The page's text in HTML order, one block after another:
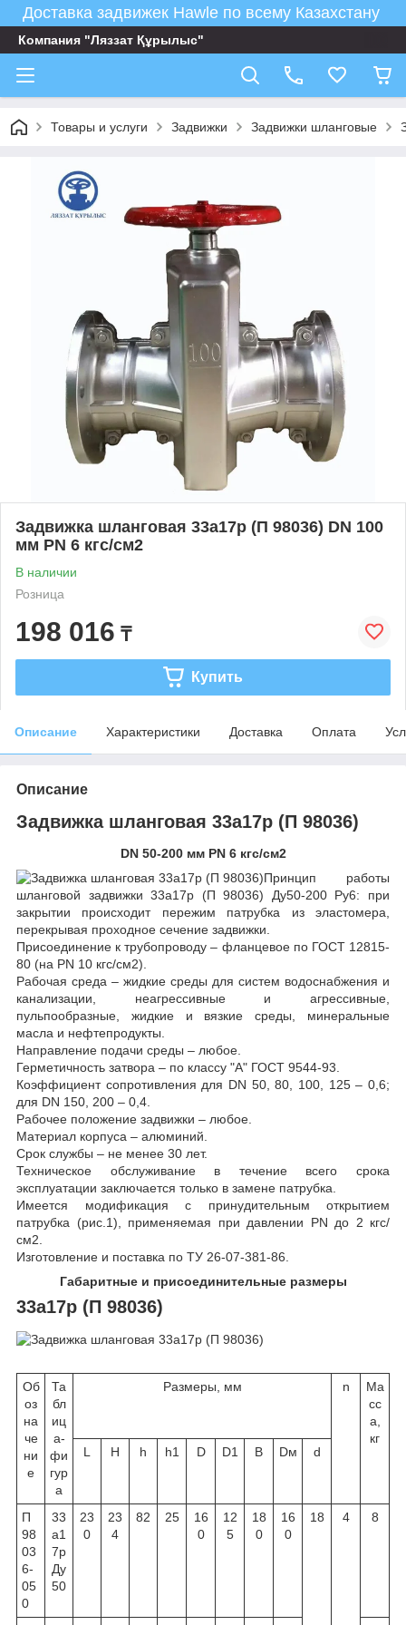
Доставка задвижек Hawle по всему Казахстану
Компания "Ляззат Құрылыс"
Товары и услуги Задвижки Задвижки шланговые
Задвижка шланговая 33а17р (П 98036) DN 100
мм PN 6 кгс/см2
В наличии
Розница
198 016 ₸
Купить
Описание Характеристики Доставка Оплата
Описание
Задвижка шланговая 33а17р (П 98036)
DN 50-200 мм PN 6 кгс/см2
Принцип работы
шланговой задвижки 33а17р (П 98036) Ду50-200 Ру6: при
закрытии происходит пережим патрубка из эластомера,
перекрывая проходное сечение задвижки.
Присоединение к трубопроводу – фланцевое по ГОСТ 12815-
80 (на PN 10 кгс/см2).
Рабочая среда – жидкие среды для систем водоснабжения и
канализации, неагрессивные и агрессивные,
пульпообразные, жидкие и вязкие среды, минеральные
масла и нефтепродукты.
Направление подачи среды – любое.
Герметичность затвора – по классу "А" ГОСТ 9544-93.
Коэффициент сопротивления для DN 50, 80, 100, 125 – 0,6;
для DN 150, 200 – 0,4.
Рабочее положение задвижки – любое.
Материал корпуса – алюминий.
Срок службы – не менее 30 лет.
Техническое обслуживание в течение всего срока
эксплуатации заключается только в замене патрубка.
Имеется модификация с принудительным открытием
патрубка (рис.1), применяемая при давлении PN до 2 кгс/
см2.
Изготовление и поставка по ТУ 26-07-381-86.
Габаритные и присоединительные размеры
33а17р (П 98036)
Об
оз
на
че
ни
е
Та
бл
иц
а-
фи
гур
а
Размеры, мм n
Ма
сс
а,
кг
L
H h h1 D D1 B Dм d
П
98
03
6-
05
0
33
а1
7р
Ду
50
23
0
23
4
82 25
16
0
12
5
18
0
16
0
18 4 8